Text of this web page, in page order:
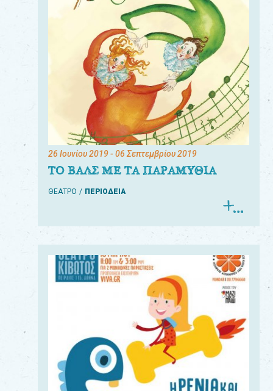
26 Ιουνίου 2019- 06 Σεπτεμβρίου 2019
ΤΟ ΒΑΛΣ ΜΕ ΤΑ ΠΑΡΑΜΥΘΙΑ
ΘΕΑΤΡΟ ΠΕΡΙΟΔΕΙΑ